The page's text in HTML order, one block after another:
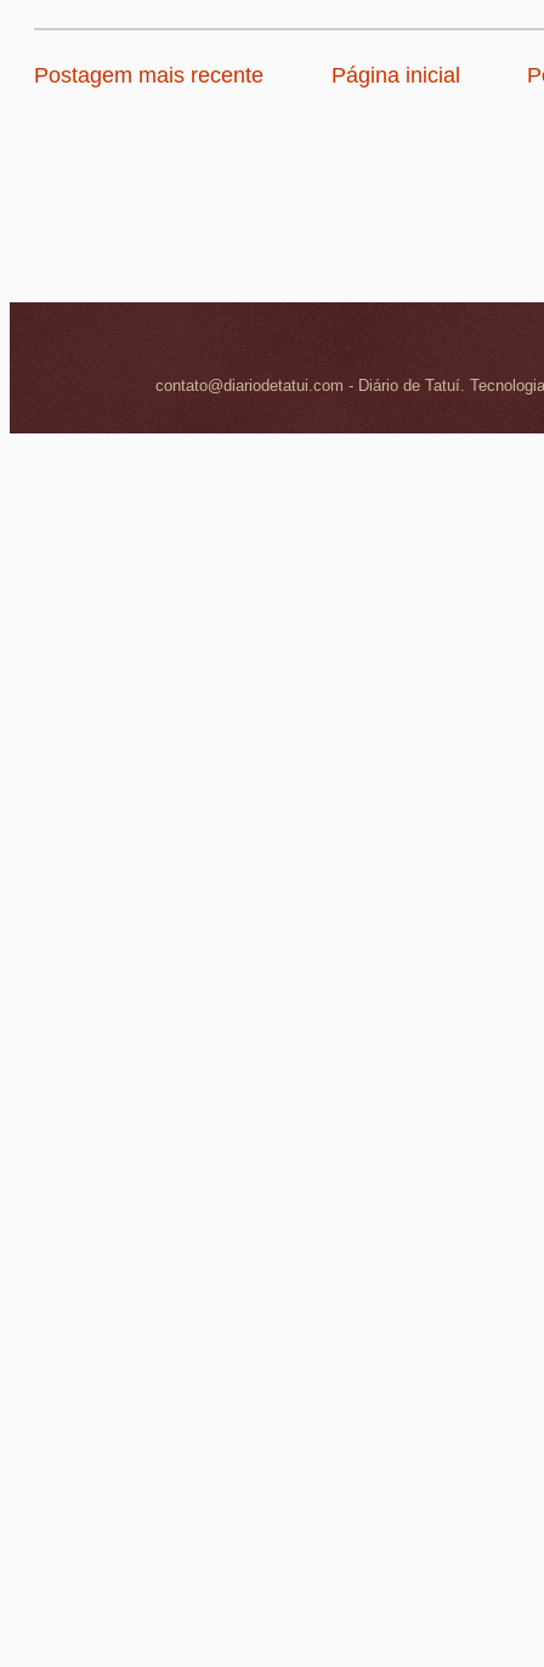
Postagem mais recente Página inicial
contato@diariodetatui.com - Diário de Tatuí.